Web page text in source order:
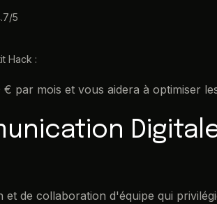
5
Hack :
par mois et vous aidera à optimiser
et de collaboration d'équipe qui